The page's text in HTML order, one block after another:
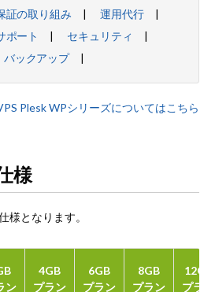
証の取り組み
運用代行
ポート
セキュリティ
バックアップ
Plesk WPシリーズについてはこちら
様
様となります。
ン
4GB
プラン
6GB
プラン
8GB
プラン
12GB
プラン